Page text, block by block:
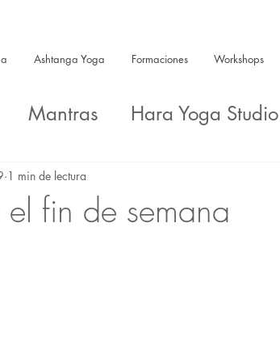
Ashtanga Yoga Formaciones Workshops
Mantras Hara Yoga Studio
fin de semana
1 min de lectura